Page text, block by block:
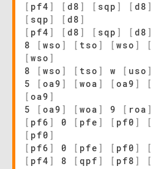
[ pf4 ] [ d8 ] [ sqp ] [ d8 ]
[ sqp ] [ d8 ]
[ pf4 ] [ d8 ] [ sqp ] [ d8 ]
8
[ wso ] [ tso ] [ wso ] [
[ wso ]
8
[ wso ] [ tso ] w [ uso ]
5
[ oa9 ] [ woa ] [ oa9 ] [
[ oa9 ]
5
[ oa9 ] [ woa ] 9 [ roa ]
[ pf6 ] 0 [ pfe ] [ pf0 ] [
[ pf0 ]
[ pf6 ] 0 [ pfe ] [ pf0 ] [
[ pf4 ] 8 [ qpf ] [ pf8 ] [